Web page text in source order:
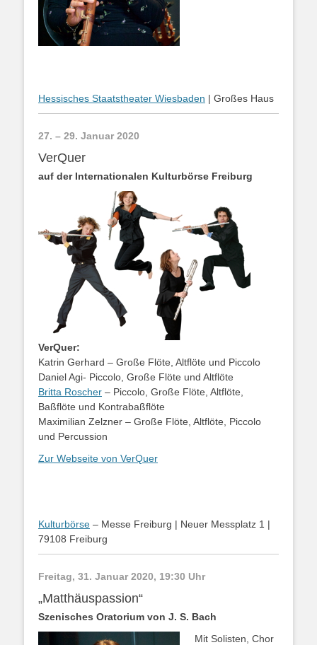
Hessisches Staatstheater Wiesbaden | Großes Haus
27. – 29. Januar 2020
VerQuer
auf der Internationalen Kulturbörse Freiburg
VerQuer:
Katrin Gerhard – Große Flöte, Altflöte und Piccolo
Daniel Agi- Piccolo, Große Flöte und Altflöte
Britta Roscher – Piccolo, Große Flöte, Altflöte,
Baßflöte und Kontrabaßflöte
Maximilian Zelzner – Große Flöte, Altflöte, Piccolo
und Percussion
Zur Webseite von VerQuer
Kulturbörse – Messe Freiburg | Neuer Messplatz 1 |
79108 Freiburg
Freitag, 31. Januar 2020, 19:30 Uhr
„Matthäuspassion“
Szenisches Oratorium von J. S. Bach
Mit Solisten, Chor